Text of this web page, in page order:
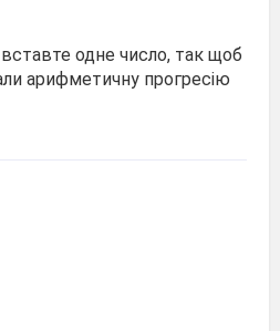
одне число, так щоб
арифметичну прогресію